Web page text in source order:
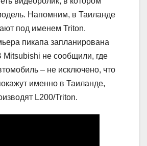
Напомним, в Таиланде
под именем Triton.
пикапа запланирована
Mitsubishi не сообщили, где
– не исключено, что
именно в Таиланде,
L200/Triton.